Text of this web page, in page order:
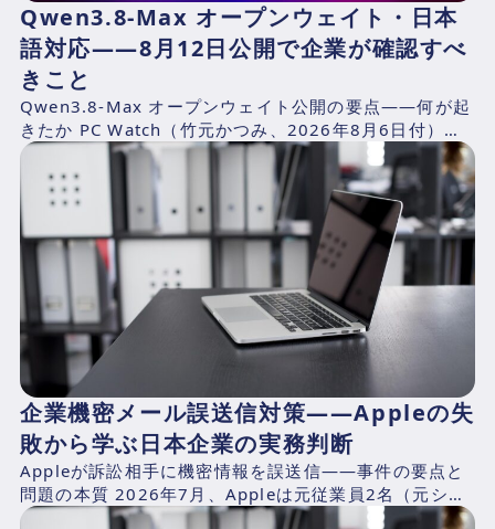
Qwen3.8-Max オープンウェイト・日本
語対応——8月12日公開で企業が確認すべ
きこと
Qwen3.8-Max オープンウェイト公開の要点——何が起
きたか PC Watch（竹元かつみ、2026年8月6日付）の
報道によれば、AlibabaのQwen...
企業機密メール誤送信対策——Appleの失
敗から学ぶ日本企業の実務判断
Appleが訴訟相手に機密情報を誤送信——事件の要点と
問題の本質 2026年7月、Appleは元従業員2名（元シニ
アシステムズエンジニアのChang Liuおよ...